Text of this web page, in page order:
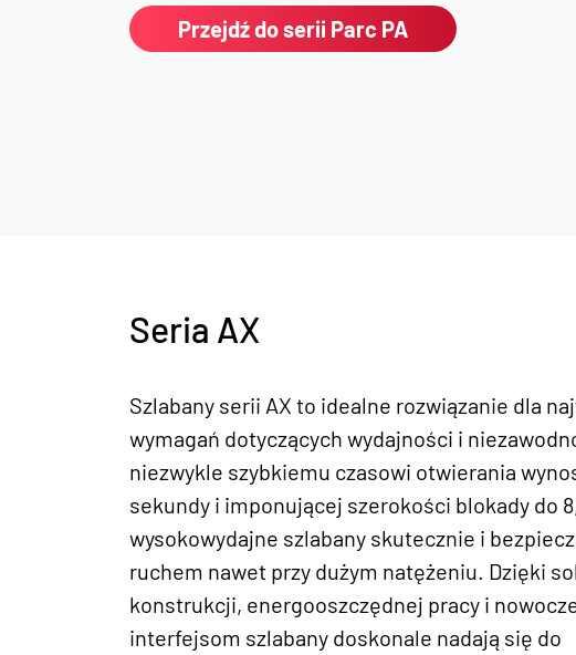
Przejdź do serii Parc PA
Seria AX
Szlabany serii AX to idealne rozwiązanie dla
wymagań dotyczących wydajności i
niezwykle szybkiemu czasowi otwierania
sekundy i imponującej szerokości blokady do
wysokowydajne szlabany skutecznie i
ruchem nawet przy dużym natężeniu. Dzięki
konstrukcji, energooszczędnej pracy i
interfejsom szlabany doskonale nadają się do